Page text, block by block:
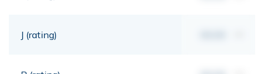
J (rating)